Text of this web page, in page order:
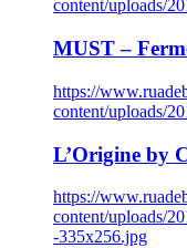
content/uploads/
MUST –
https://
content/uploads/
L’Origine by
https://
content/uploads/
-335x256.jpg